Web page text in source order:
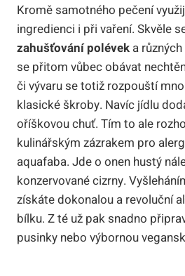
Kromě samotného pečení
ingredienci i při vaření. Skvěle
zahušťování polévek a
se přitom vůbec obávat
či vývaru se totiž rozpouští
klasické škroby. Navíc jídlu
oříškovou chuť. Tím to ale
kulinářským zázrakem pro
aquafaba. Jde o onen hustý
konzervované cizrny.
získáte dokonalou a revoluční
bílku. Z té už pak snadno
pusinky nebo výbornou